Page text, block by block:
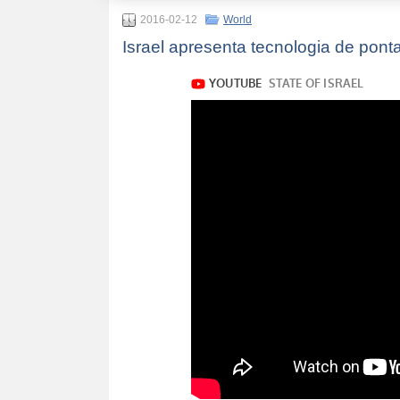
2016-02-12 World
Israel apresenta tecnologia de